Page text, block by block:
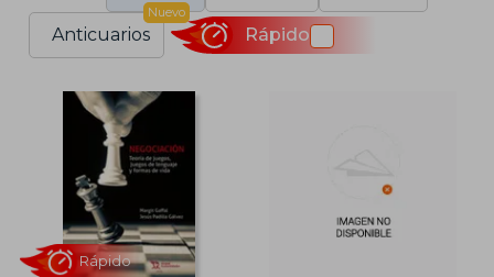
Anticuarios
Nuevo
Rápido